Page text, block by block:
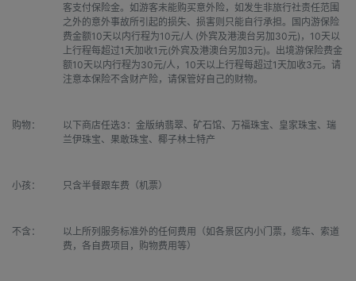
客支付保险金。如游客未能购买意外险，如发生非旅行社责任范围
之外的意外事故所引起的损失、损害则只能自行承担。国内游保险
费金额10天以内行程为10元/人 (外宾及港澳台另加30元)，10天以
上行程每超过1天加收1元(外宾及港澳台另加3元)。出境游保险费金
额10天以内行程为30元/人，10天以上行程每超过1天加收3元。请
注意本保险不含财产险，请保管好自己的财物。
购物：
以下商店任选3：金版纳翡翠、矿石馆、万福珠宝、皇家珠宝、瑞
兰伊珠宝、果敢珠宝、椰子林土特产
小孩： 只含半餐跟车费（机票）
不含：
以上所列服务标准外的任何费用（如各景区内小门票，缆车、索道
费，各自费项目，购物费用等）